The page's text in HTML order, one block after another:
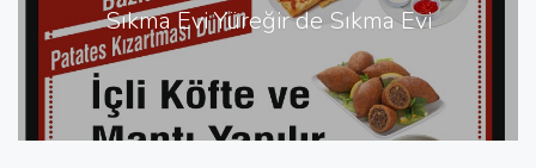
Sıkma Evi Yüreğir de Sıkma Evi